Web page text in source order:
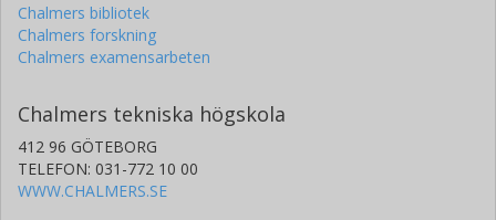
Chalmers bibliotek
Chalmers forskning
Chalmers examensarbeten
Chalmers tekniska högskola
412 96 GÖTEBORG
TELEFON: 031-772 10 00
WWW.CHALMERS.SE